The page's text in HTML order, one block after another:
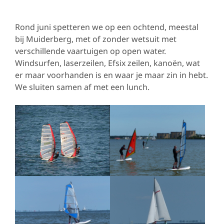
Rond juni spetteren we op een ochtend, meestal
bij Muiderberg, met of zonder wetsuit met
verschillende vaartuigen op open water.
Windsurfen, laserzeilen, Efsix zeilen, kanoën, wat
er maar voorhanden is en waar je maar zin in hebt.
We sluiten samen af met een lunch.